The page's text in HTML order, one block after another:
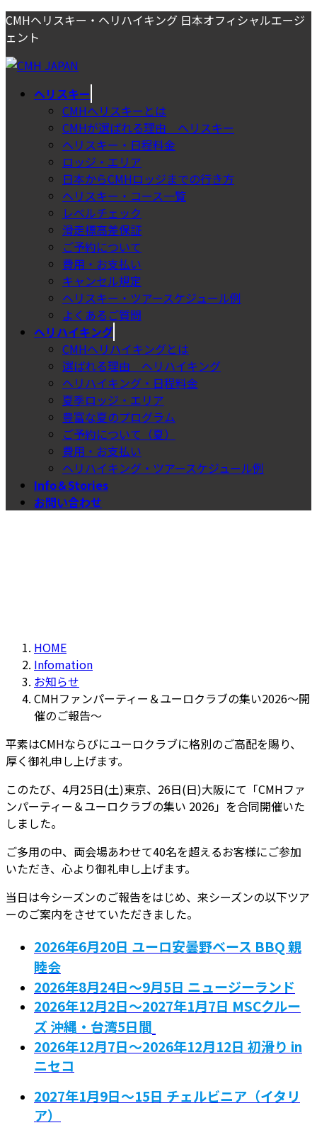
コ
ン
テ
ン
ナ
ビ
ゲ
ー
CMHヘリスキー・ヘリハイキング 日本オフィシャルエージ
ェント
ヘリスキー
CMHヘリスキーとは
CMHが選ばれる理由＿ヘリスキー
ヘリスキー・日程料金
ロッジ・エリア
日本からCMHロッジまでの行き方
ヘリスキー・コース一覧
レベルチェック
滑走標高差保証
ご予約について
費用・お支払い
キャンセル規定
ヘリスキー・ツアースケジュール例
よくあるご質問
ヘリハイキング
CMHヘリハイキングとは
選ばれる理由＿ヘリハイキング
ヘリハイキング・日程料金
夏季ロッジ・エリア
豊富な夏のプログラム
ご予約について（夏）
費用・お支払い
ヘリハイキング・ツアースケジュール例
Info＆Stories
お問い合わせ
HOME
Infomation
お知らせ
CMHファンパーティー＆ユーロクラブの集い2026～開
催のご報告〜
平素はCMHならびにユーロクラブに格別のご高配を賜り、
厚く御礼申し上げます。
このたび、4月25日(土)東京、26日(日)大阪にて「CMHファ
ンパーティー＆ユーロクラブの集い 2026」を合同開催いた
しました。
ご多用の中、両会場あわせて40名を超えるお客様にご参加
いただき、心より御礼申し上げます。
当日は今シーズンのご報告をはじめ、来シーズンの以下ツア
ーのご案内をさせていただきました。
2026年6月20日 ユーロ安曇野ベース BBQ 親
睦会
2026年8月24日～9月5日 ニュージーランド
2026年12月2日～2027年1月7日 MSCクルー
ズ 沖縄・台湾5日間
2026年12月7日～2026年12月12日 初滑り in
ニセコ
2027年1月9日～15日 チェルビニア（イタリ
ア）